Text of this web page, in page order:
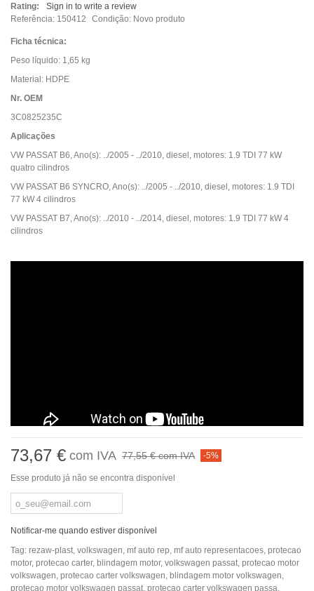
Rating:
Sign in to write a review
Referência: 150412 Condição: Novo produto
Ficha técnica:
Peso líquido: 1,65 kg
Material: HDPE
Nr. OEM
3C0825235C
Aplicações
VW PASSAT B6, Ano(s): ../2005 - ../2010, diesel, motores: 1.9 TDI 77 kW
quatro cilindros
VW PASSAT B6 SYNCRO, Ano(s): ../2005 - ../2010, diesel, motores: 1.9 TDI
77 kW 4 cilindros
VW PASSAT B7, Ano(s): ../2010 - ../2014, diesel, motores: 1.9 TDI 77 kW 4
cilindros
73,67 € com IVA 77,55 €com IVA -5%
Esse produto já não se encontra disponível
Notificar-me quando estiver disponível
Tag: rezaw-plast, volkswagen, mf auto rep, mf auto representacoes, protecao
motor, protecao carter, blindagem motor, volkswagen passat, protecao motor
volkswagen, protecao carter volkswagen, blindagem motor volkswagen,
protecao motor volkswagen passat, protecao carter volkswagen passa,